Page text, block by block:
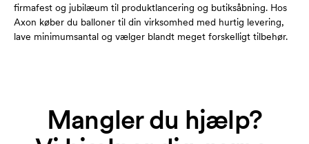
firmafest og jubilæum til produktlancering og butiksåbning. Hos
Axon køber du balloner til din virksomhed med hurtig levering,
lave minimumsantal og vælger blandt meget forskelligt tilbehør.
Mangler du hjælp?